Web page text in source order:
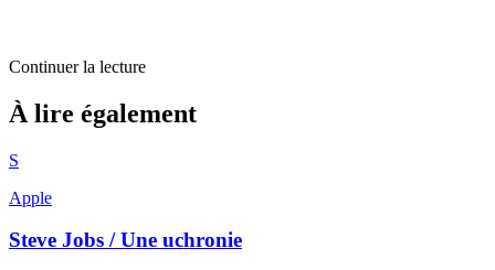
Continuer la lecture
À lire également
S
Apple
Steve Jobs / Une uchronie